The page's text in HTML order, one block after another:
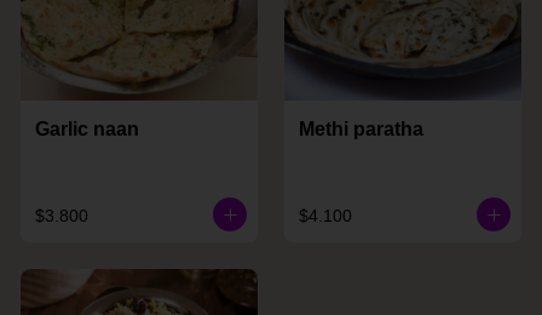
Garlic naan
$3.800
Methi paratha
$4.100